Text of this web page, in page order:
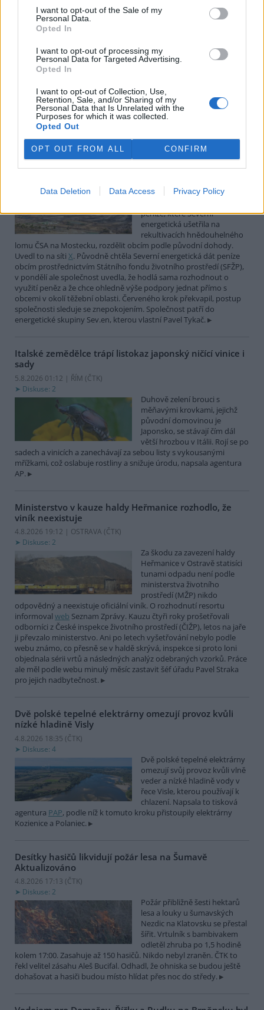
I want to opt-out of the Sale of my
Personal Data.
Opted In
I want to opt-out of processing my
Personal Data for Targeted Advertising.
Opted In
I want to opt-out of Collection, Use,
Retention, Sale, and/or Sharing of my
Personal Data that Is Unrelated with the
Purposes for which it was collected.
Opted Out
OPT OUT FROM ALL CONFIRM
Data Deletion Data Access Privacy Policy
5.8.2026 10:26 | PARDUBICE (ČTK)
Diskuse: 1
průtoků a suchého počasí
vyschl. Městský obvod VI chce
Povodí Labe. Organizace ale požadavek odmítla s tím, že údržbu
dělala už v červnu a další zásah v tuto chvíli neplánuje, zjistila ČTK.
Červený chce peníze ušetřené za rekultivaci rozdělit
obcím podle původní dohody
5.8.2026 01:29 (ČTK)
Ministr životního prostředí
peníze, které Severní
energetická ušetřila na
rekultivacích hnědouhelného
lomu ČSA na Mostecku, rozdělit obcím podle původní dohody.
Uvedl to na síti X. Původně chtěla Severní energetická dát peníze
obcím prostřednictvím Státního fondu životního prostředí (SFŽP),
v pondělí ale společnost uvedla, že hodlá sama rozhodnout o
využití peněz a že chce ohledně výše podpory jednat přímo s
obcemi v okolí těžební oblasti. Červeného krok překvapil, postup
společnosti sleduje se znepokojením. Společnost patří do
energetické skupiny Sev.en, kterou vlastní Pavel Tykač.
Italské zemědělce trápí listokaz japonský ničící vinice i
sady
5.8.2026 01:12 | ŘÍM (ČTK)
Diskuse: 2
Duhově zelení brouci s
měňavými krovkami, jejichž
původní domovinou je
Japonsko, se stávají čím dál
větší hrozbou v Itálii. Rojí se po
sadech a vinicích a zanechávají za sebou listy s vykousanými
mřížkami, což oslabuje rostliny a snižuje úrodu, napsala agentura
AP.
Ministerstvo v kauze haldy Heřmanice rozhodlo, že
viník neexistuje
4.8.2026 19:12 | OSTRAVA (ČTK)
Diskuse: 2
Za škodu za zavezení haldy
Heřmanice v Ostravě statisíci
tunami odpadu není podle
ministerstva životního
prostředí (MŽP) nikdo
odpovědný a neexistuje oficiální viník. O rozhodnutí resortu
informoval web Seznam Zprávy. Kauzu čtyři roky prošetřovali
odborníci z České inspekce životního prostředí (ČIŽP), letos na jaře
ji převzalo ministerstvo. Ani po letech vyšetřování nebylo podle
webu známo, co přesně se v haldě skrývá, inspekce si proto loni
objednala sérii vrtů a následných analýz odebraných vzorků. Práce
ale měl podle webu minulý měsíc zastavit šéf úřadu Pavel Straka
pro jejich nadbytečnost.
Dvě polské tepelné elektrárny omezují provoz kvůli
nízké hladině Visly
4.8.2026 18:35 (ČTK)
Diskuse: 4
Dvě polské tepelné elektrárny
omezují svůj provoz kvůli vlně
veder a nízké hladině vody v
řece Visle, kterou používají k
chlazení. Napsala to tisková
agentura PAP, podle níž k tomuto kroku přistoupily elektrárny
Kozienice a Polaniec.
Desítky hasičů likvidují požár lesa na Šumavě
Aktualizováno
4.8.2026 17:13 (ČTK)
Diskuse: 2
Požár přibližně šesti hektarů
lesa a louky u šumavských
Nezdic na Klatovsku se přestal
šířit. Vrtulník s bambivakem
odletěl zhruba po 1,5 hodině
kolem 17:00. Zasahuje až 150 hasičů. Nikdo nebyl zraněn. ČTK to
řekl velitel zásahu Aleš Bucifal. Odhadl, že ohniska se budou ještě
dohašovat a hasiči budou místo hlídat přes noc do středy.